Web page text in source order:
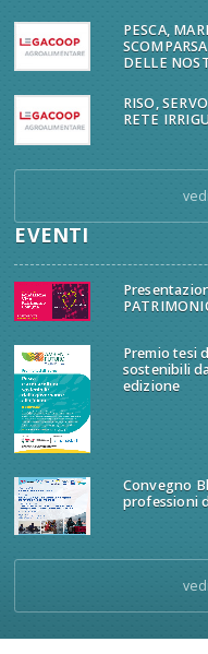
PESCA,
DELLE
RISO,
RETE
EVENTI
Premio tesi
sostenibili
edizione
Convegno
professioni